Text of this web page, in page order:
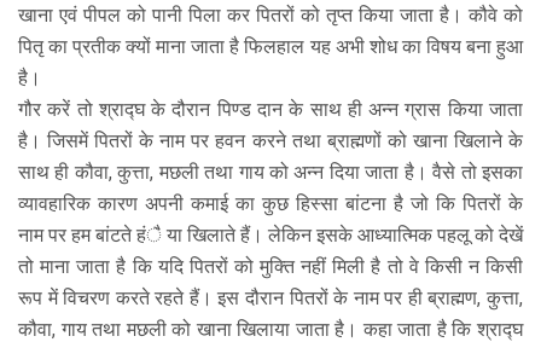
खाना एवं पीपल को पानी पिला कर पितरों को तृप्त किया जाता है। कौवे को
पितृ का प्रतीक क्यों माना जाता है फिलहाल यह अभी शोध का विषय बना हुआ
है।
गौर करें तो श्राद्घ के दौरान पिण्ड दान के साथ ही अन्न ग्रास किया जाता
है। जिसमें पितरों के नाम पर हवन करने तथा ब्राह्मणों को खाना खिलाने के
साथ ही कौवा, कुत्ता, मछली तथा गाय को अन्न दिया जाता है। वैसे तो इसका
व्यावहारिक कारण अपनी कमाई का कुछ हिस्सा बांटना है जो कि पितरों के
नाम पर हम बांटते हंै या खिलाते हैं। लेकिन इसके आध्यात्मिक पहलू को देखें
तो माना जाता है कि यदि पितरों को मुक्ति नहीं मिली है तो वे किसी न किसी
रूप में विचरण करते रहते हैं। इस दौरान पितरों के नाम पर ही ब्राह्मण, कुत्ता,
कौवा, गाय तथा मछली को खाना खिलाया जाता है। कहा जाता है कि श्राद्घ